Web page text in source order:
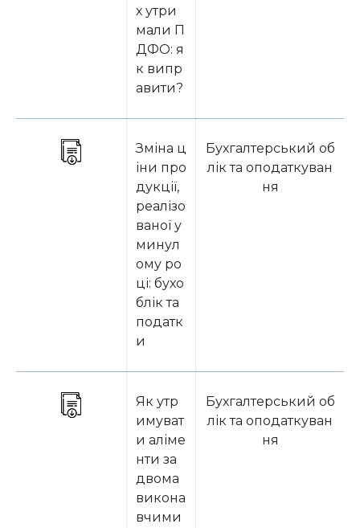
х утри
мали П
ДФО: я
к випр
авити?
Зміна ц
іни про
дукції,
реалізо
ваної у
минул
ому ро
ці: бухо
блік та
податк
и
Бухгалтерський об
лік та оподаткуван
ня
Як утр
имуват
и аліме
нти за
двома
викона
вчими
Бухгалтерський об
лік та оподаткуван
ня